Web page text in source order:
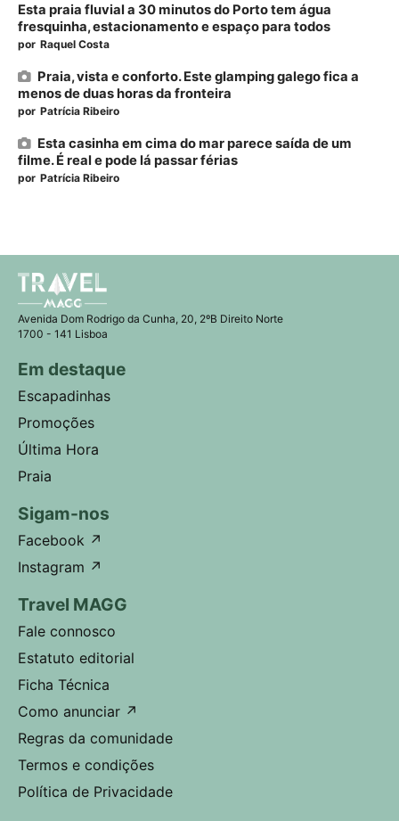
Esta praia fluvial a 30 minutos do Porto tem água
fresquinha, estacionamento e espaço para todos
por Raquel Costa
Praia, vista e conforto. Este glamping galego fica a
menos de duas horas da fronteira
por Patrícia Ribeiro
Esta casinha em cima do mar parece saída de um
filme. É real e pode lá passar férias
por Patrícia Ribeiro
Avenida Dom Rodrigo da Cunha, 20, 2ºB Direito Norte
1700 - 141 Lisboa
Em destaque
Escapadinhas
Promoções
Última Hora
Praia
Sigam-nos
Facebook ↗
Instagram ↗
Travel MAGG
Fale connosco
Estatuto editorial
Ficha Técnica
Como anunciar ↗
Regras da comunidade
Termos e condições
Política de Privacidade